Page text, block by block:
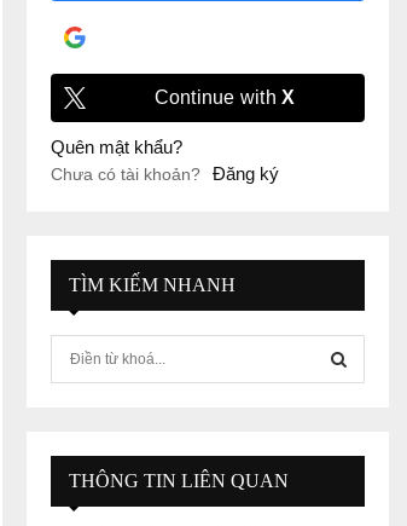
Continue withX
Quên mật khẩu?
Chưa có tài khoản? Đăng ký
TÌM KIẾM NHANH
E
A
THÔNG TIN LIÊN QUAN